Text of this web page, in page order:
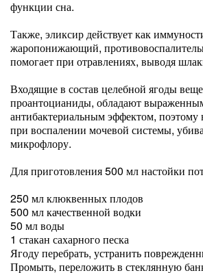
функции сна.
Также, эликсир действует как
жаропонижающий,
помогает при отравлениях, выводя
Входящие в состав целебной ягоды
проантоцианиды, обладают
антибактериальным эффектом, поэтому
при воспалении мочевой системы,
микрофлору.
Для приготовления 500 мл настойки
250 мл клюквенных плодов
500 мл качественной водки
50 мл воды
1 стакан сахарного песка
Ягоду перебрать, устранить
Промыть, переложить в стеклянную